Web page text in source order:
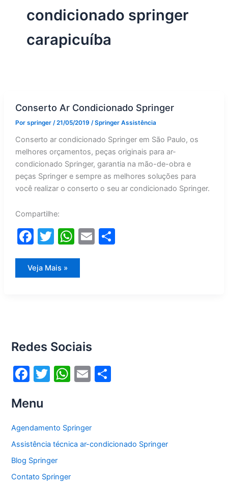
condicionado springer
carapicuíba
Conserto Ar Condicionado Springer
Por springer /21/05/2019 /Springer Assistência
Conserto ar condicionado Springer em São Paulo, os
melhores orçamentos, peças originais para ar-
condicionado Springer, garantia na mão-de-obra e
peças Springer e sempre as melhores soluções para
você realizar o conserto o seu ar condicionado Springer.
Compartilhe:
F
c
k
T
itt
W E S
Conserto
Veja Mais »
Redes Sociais
F
c
e
b
o
o
T
er
W
s
A
p
E
l
Menu
Agendamento Springer
Assistência técnica ar-condicionado Springer
Blog Springer
Contato Springer